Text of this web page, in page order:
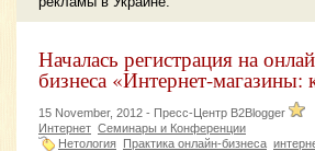
Началась регистрация на
бизнеса «Интернет-
15 November, 2012 - Пресс-Центр B2Blogger
Интернет Семинары и Конференции
Нетология Практика онлайн-бизнеса